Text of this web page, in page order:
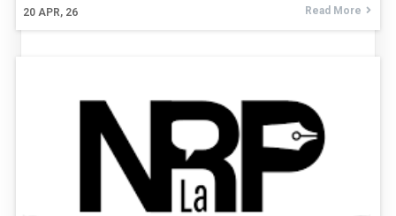
20 APR, 26 Read More